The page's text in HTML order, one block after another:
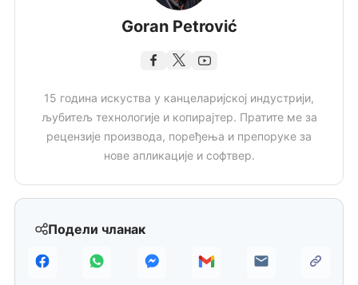
Подели чланак
Goran Petrović
15 година искуства у канцеларијској индустрији,
љубитељ технологије и копирајтер. Пратите ме за
рецензије производа, поређења и препоруке за
нове апликације и софтвер.